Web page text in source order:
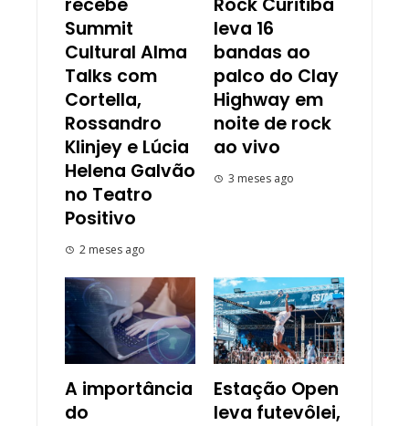
Summit
Cultural Alma
Talks com
Cortella,
Rossandro
Klinjey e Lúcia
Helena Galvão
no Teatro
Positivo
2 meses ago
leva 16
bandas ao
palco do Clay
Highway em
noite de rock
ao vivo
3 meses ago
A importância
do
Estação Open
leva futevôlei,